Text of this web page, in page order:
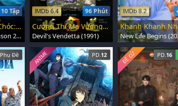
10 Tập
Chìa Khóa Chết Chóc: Phần 2
Locke and Key: Season 2 (2021)
96 Phút
IMDb 6.4
Cương Thi Ma Vương Báo Thù
Devil's Vendetta (1991)
IMDb 8.2
New Life Begins
Phụ Đề PD. 12
ANIME PD. 16
ĐỀ CỬ